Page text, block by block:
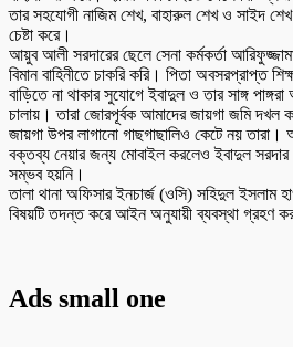
তার সহযোগী নাজিম শেখ, বাহারুল শেখ ও সাইদ শেখ
চেষ্টা করে।
‎আয়ুব আলী সরদারের ছেলে সেনা কর্মকর্তা
বিমান বাহিনীতে চাকরি করি। পিতা অবসরপ্রাপ্ত
বাড়িতে না থাকার সুযোগে ইবাদুল ও তার সাঙ্গ
চালায়। তারা জোরপূর্বক আমাদের জায়গা জমি দখল
জায়গা উপর লাগানো গাছগাছালিও কেটে নয়
বক্তব্য নেয়ার জন্য মোবাইল করলেও ইবাদুল সরদার
সম্ভব হয়নি।
‎তালা থানা অফিসার ইনচার্জ (ওসি) সহিদুল ইসলাম
বিষয়টি তদন্ত করে আইন অনুযায়ী ব্যবস্থা গ্রহণ
Ads small one